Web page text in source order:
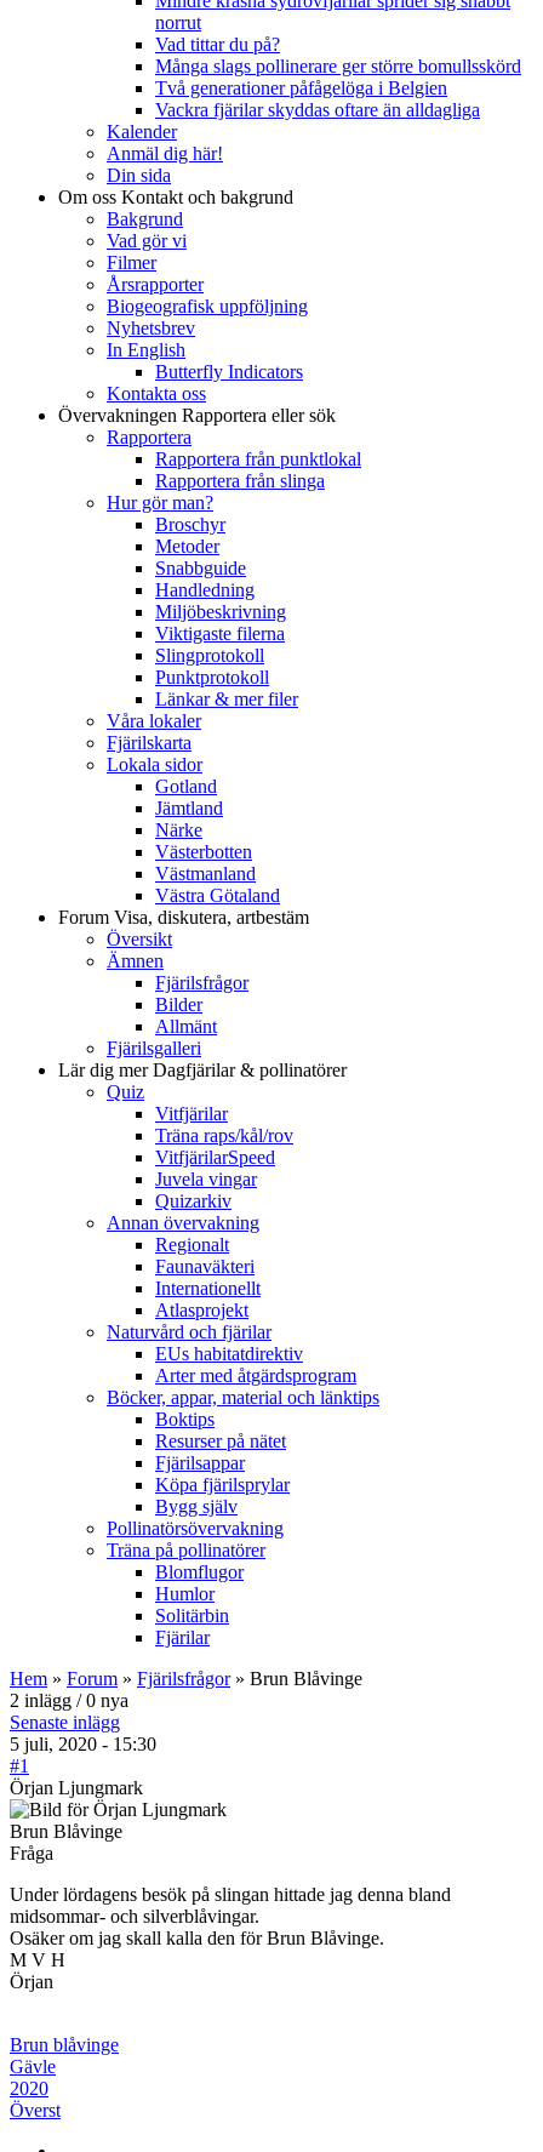
norrut
Vad tittar du på?
Många slags pollinerare ger större bomullsskörd
Två generationer påfågelöga i Belgien
Vackra fjärilar skyddas oftare än alldagliga
Kalender
Anmäl dig här!
Din sida
Om oss Kontakt och bakgrund
Bakgrund
Vad gör vi
Filmer
Årsrapporter
Biogeografisk uppföljning
Nyhetsbrev
In English
Butterfly Indicators
Kontakta oss
Övervakningen Rapportera eller sök
Rapportera
Rapportera från punktlokal
Rapportera från slinga
Hur gör man?
Broschyr
Metoder
Snabbguide
Handledning
Miljöbeskrivning
Viktigaste filerna
Slingprotokoll
Punktprotokoll
Länkar & mer filer
Våra lokaler
Fjärilskarta
Lokala sidor
Gotland
Jämtland
Närke
Västerbotten
Västmanland
Västra Götaland
Forum Visa, diskutera, artbestäm
Översikt
Ämnen
Fjärilsfrågor
Bilder
Allmänt
Fjärilsgalleri
Lär dig merDagfjärilar & pollinatörer
Quiz
Vitfjärilar
Träna raps/kål/rov
VitfjärilarSpeed
Juvela vingar
Quizarkiv
Annan övervakning
Regionalt
Faunaväkteri
Internationellt
Atlasprojekt
Naturvård och fjärilar
EUs habitatdirektiv
Arter med åtgärdsprogram
Böcker, appar, material och länktips
Boktips
Resurser på nätet
Fjärilsappar
Köpa fjärilsprylar
Bygg själv
Pollinatörsövervakning
Träna på pollinatörer
Blomflugor
Humlor
Solitärbin
Fjärilar
Hem » Forum » Fjärilsfrågor» Brun Blåvinge
2 inlägg / 0 nya
Senaste inlägg
5 juli, 2020 - 15:30
#1
Örjan Ljungmark
Brun Blåvinge
Fråga
Under lördagens besök på slingan hittade jag denna bland
midsommar- och silverblåvingar.
Osäker om jag skall kalla den för Brun Blåvinge.
M V H
Örjan
Brun blåvinge
Gävle
2020
Överst